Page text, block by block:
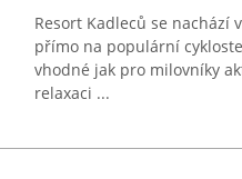
Resort Kadleců se nachází
přímo na populární
vhodné jak pro milovníky
relaxaci ...